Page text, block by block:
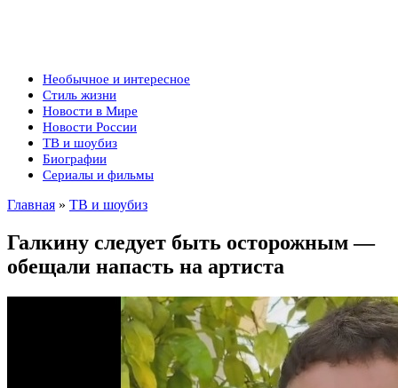
Необычное и интересное
Стиль жизни
Новости в Мире
Новости России
ТВ и шоубиз
Биографии
Сериалы и фильмы
Главная » ТВ и шоубиз
Галкину следует быть осторожным —
обещали напасть на артиста